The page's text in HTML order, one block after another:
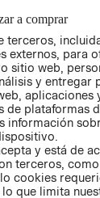
a comprar
terceros,
externos, para
sitio web,
y entregar
aplicaciones
de plataformas
información
y está de
terceros,
cookies
que limita